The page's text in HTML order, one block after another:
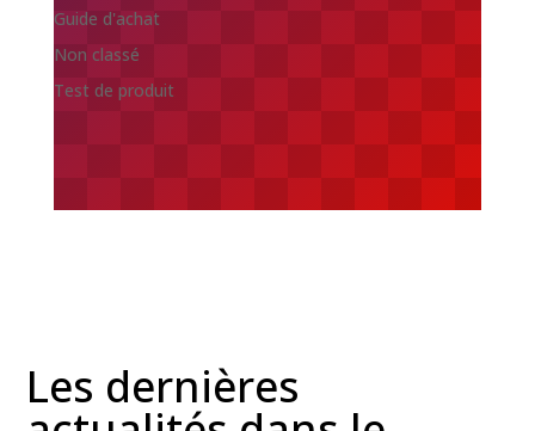
Guide d'achat
Non classé
Test de produit
Les dernières